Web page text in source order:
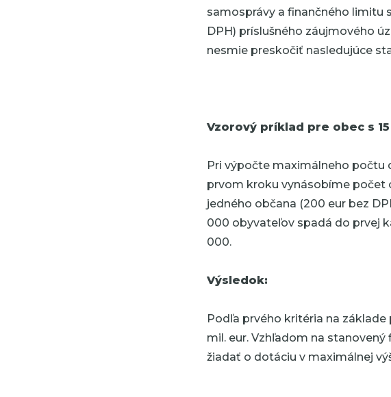
samosprávy a finančného limitu
DPH) príslušného záujmového
nesmie preskočiť nasledujúce
Vzorový príklad pre obec s
Pri výpočte maximálneho počtu
prvom kroku vynásobíme počet
jedného občana (200 eur bez
000 obyvateľov spadá do prvej
000.
Výsledok:
Podľa prvého kritéria na
mil. eur. Vzhľadom na
žiadať o dotáciu v maximálnej